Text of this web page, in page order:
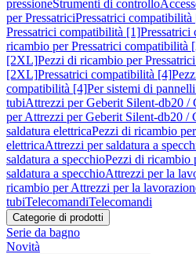
pressioneStrumenti di controllo
per PressatriciPressatrici compatibilità
Pressatrici compatibilità [1]
ricambio per Pressatrici compatibilità
[2XL]Pezzi di ricambio per
[2XL]Pressatrici compatibilità [4]
compatibilità [4]Per sistemi di
tubiAttrezzi per Geberit Silent-db20 /
per Attrezzi per Geberit Silent-db20 /
saldatura elettricaPezzi di ricambio
elettricaAttrezzi per saldatura a
saldatura a specchioPezzi di ricambio
saldatura a specchioAttrezzi per la
ricambio per Attrezzi per la
tubiTelecomandiTelecomandi
Categorie di prodotti
Serie da bagno
Novità